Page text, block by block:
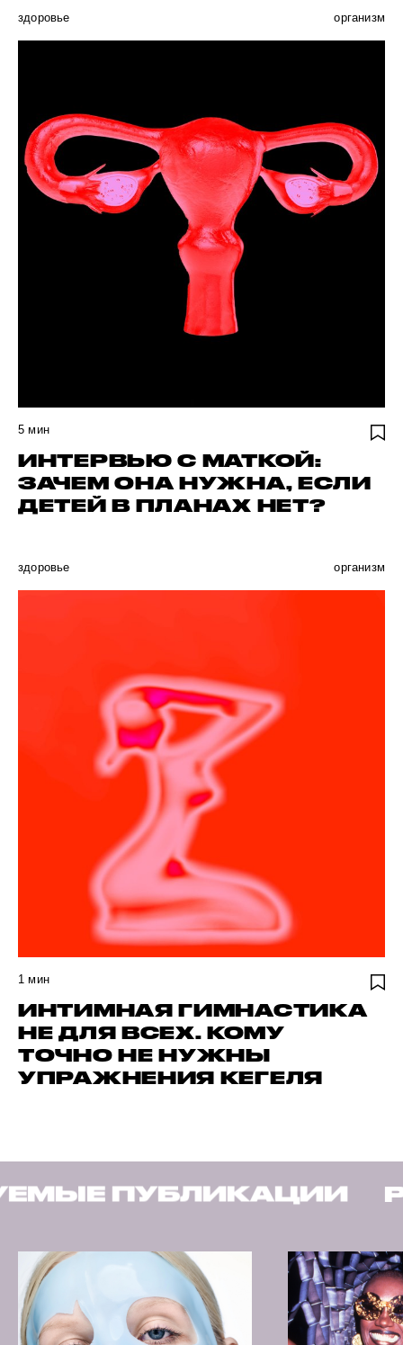
здоровье организм
5 мин
ИНТЕРВЬЮ С МАТКОЙ:
ЗАЧЕМ ОНА НУЖНА, ЕСЛИ
ДЕТЕЙ В ПЛАНАХ НЕТ?
здоровье организм
1 мин
ИНТИМНАЯ ГИМНАСТИКА
НЕ ДЛЯ ВСЕХ. КОМУ
ТОЧНО НЕ НУЖНЫ
УПРАЖНЕНИЯ КЕГЕЛЯ